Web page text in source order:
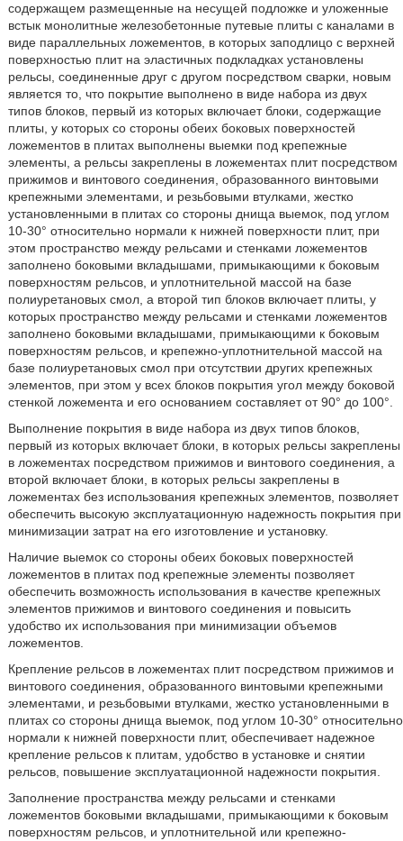
содержащем размещенные на несущей подложке и уложенные
встык монолитные железобетонные путевые плиты с каналами в
виде параллельных ложементов, в которых заподлицо с верхней
поверхностью плит на эластичных подкладках установлены
рельсы, соединенные друг с другом посредством сварки, новым
является то, что покрытие выполнено в виде набора из двух
типов блоков, первый из которых включает блоки, содержащие
плиты, у которых со стороны обеих боковых поверхностей
ложементов в плитах выполнены выемки под крепежные
элементы, а рельсы закреплены в ложементах плит посредством
прижимов и винтового соединения, образованного винтовыми
крепежными элементами, и резьбовыми втулками, жестко
установленными в плитах со стороны днища выемок, под углом
10-30° относительно нормали к нижней поверхности плит, при
этом пространство между рельсами и стенками ложементов
заполнено боковыми вкладышами, примыкающими к боковым
поверхностям рельсов, и уплотнительной массой на базе
полиуретановых смол, а второй тип блоков включает плиты, у
которых пространство между рельсами и стенками ложементов
заполнено боковыми вкладышами, примыкающими к боковым
поверхностям рельсов, и крепежно-уплотнительной массой на
базе полиуретановых смол при отсутствии других крепежных
элементов, при этом у всех блоков покрытия угол между боковой
стенкой ложемента и его основанием составляет от 90° до 100°.
Выполнение покрытия в виде набора из двух типов блоков,
первый из которых включает блоки, в которых рельсы закреплены
в ложементах посредством прижимов и винтового соединения, а
второй включает блоки, в которых рельсы закреплены в
ложементах без использования крепежных элементов, позволяет
обеспечить высокую эксплуатационную надежность покрытия при
минимизации затрат на его изготовление и установку.
Наличие выемок со стороны обеих боковых поверхностей
ложементов в плитах под крепежные элементы позволяет
обеспечить возможность использования в качестве крепежных
элементов прижимов и винтового соединения и повысить
удобство их использования при минимизации объемов
ложементов.
Крепление рельсов в ложементах плит посредством прижимов и
винтового соединения, образованного винтовыми крепежными
элементами, и резьбовыми втулками, жестко установленными в
плитах со стороны днища выемок, под углом 10-30° относительно
нормали к нижней поверхности плит, обеспечивает надежное
крепление рельсов к плитам, удобство в установке и снятии
рельсов, повышение эксплуатационной надежности покрытия.
Заполнение пространства между рельсами и стенками
ложементов боковыми вкладышами, примыкающими к боковым
поверхностям рельсов, и уплотнительной или крепежно-